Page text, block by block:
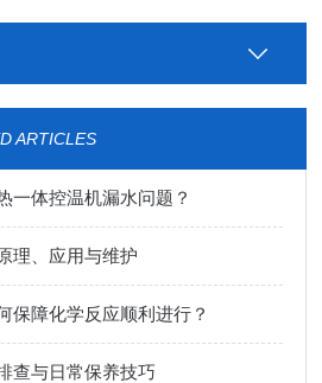
ARTICLES
一体控温机漏水问题？
理、应用与维护
保障化学反应顺利进行？
查与日常保养技巧